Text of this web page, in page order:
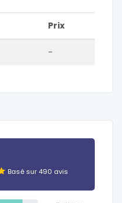
Prix
-
Basé sur 490 avis